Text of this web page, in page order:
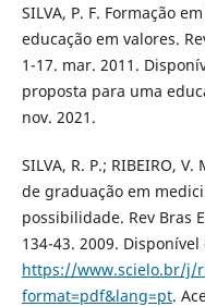
SILVA, P. F. Formação
educação em valores.
1-17. mar. 2011.
proposta para uma
nov. 2021.
SILVА, R. P.; RIBEIRO,
de grаduаção em
possibilidаde. Rev Brаs
134-43. 2009. Disponível
https://www.scielo.br/j/
format=pdf&lang=pt.